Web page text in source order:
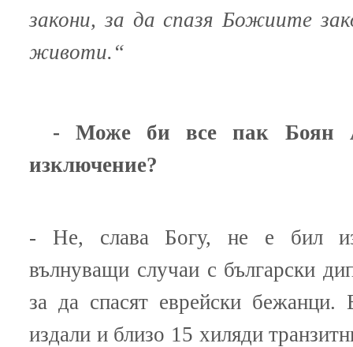
закони, за да спазя Божиите
животи.“
- Може би все пак Боян
изключение?
- Не, слава Богу, не е бил
вълнуващи случаи с български
за да спасят еврейски бежанци.
издали и близо 15 хиляди